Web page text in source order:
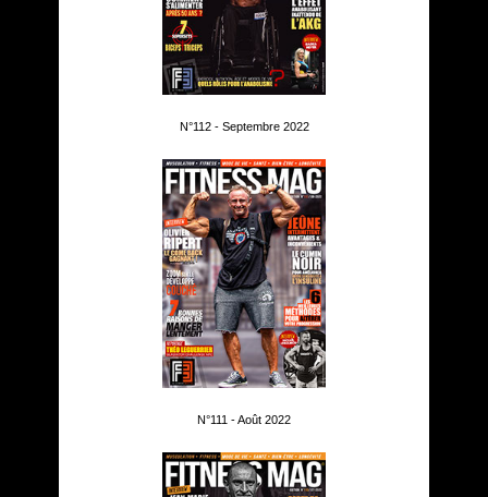
N°112 - Septembre 2022
N°111 - Août 2022